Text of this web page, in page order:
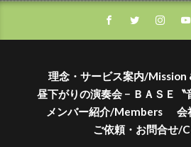
理念・サービス案内/Mission
昼下がりの演奏会 − ＢＡＳＥ〝
メンバー紹介/Members
会
ご依頼・お問合せ/